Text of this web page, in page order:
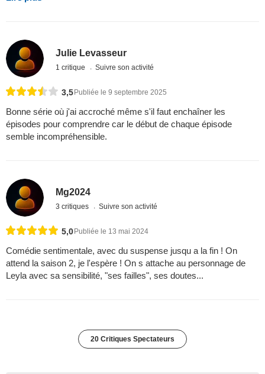
Julie Levasseur
1 critique Suivre son activité
3,5Publiée le 9 septembre 2025
Bonne série où j'ai accroché même s'il faut enchaîner les
épisodes pour comprendre car le début de chaque épisode
semble incompréhensible.
Mg2024
3 critiques Suivre son activité
5,0 Publiée le 13 mai 2024
Comédie sentimentale, avec du suspense jusqu a la fin ! On
attend la saison 2, je l'espère ! On s attache au personnage de
Leyla avec sa sensibilité, "ses failles", ses doutes...
20 Critiques Spectateurs